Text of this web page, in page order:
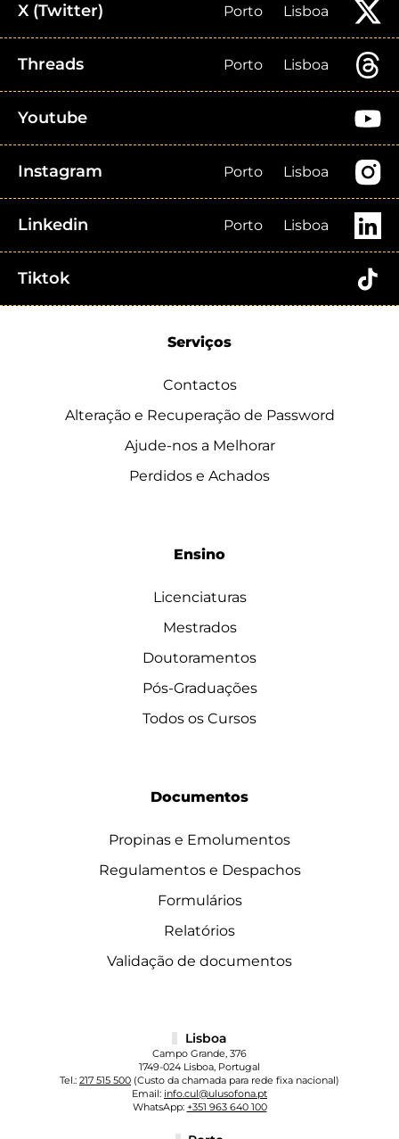
X (Twitter) Porto Lisboa
Threads Porto Lisboa
Youtube
Instagram Porto Lisboa
Linkedin Porto Lisboa
Tiktok
Serviços
Contactos
Alteração e Recuperação de Password
Ajude-nos a Melhorar
Perdidos e Achados
Ensino
Licenciaturas
Mestrados
Doutoramentos
Pós-Graduações
Todos os Cursos
Documentos
Propinas e Emolumentos
Regulamentos e Despachos
Formulários
Relatórios
Validação de documentos
Lisboa
Campo Grande, 376
1749-024 Lisboa, Portugal
Tel.: 217 515 500 (Custo da chamada para rede fixa nacional)
Email: info.cul@ulusofona.pt
WhatsApp: +351 963 640 100